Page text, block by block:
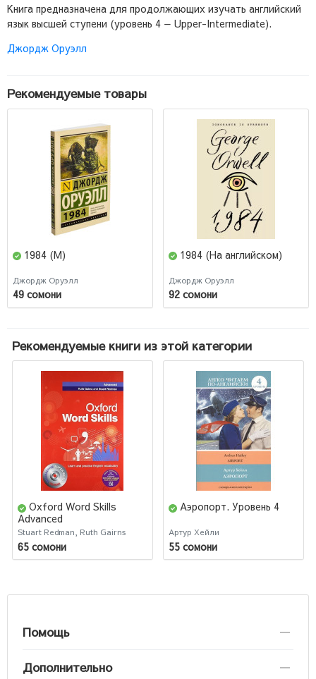
Книга предназначена для продолжающих изучать английский
язык высшей ступени (уровень 4 — Upper-Intermediate).
Джордж Оруэлл
Рекомендуемые товары
1984 (М)
Джордж Оруэлл
49 сомони
1984 (На английском)
Джордж Оруэлл
92 сомони
Рекомендуемые книги из этой категории
Oxford Word Skills
Advanced
Stuart Redman, Ruth Gairns
65 сомони
Аэропорт. Уровень 4
Артур Хейли
55 сомони
Помощь
Дополнительно